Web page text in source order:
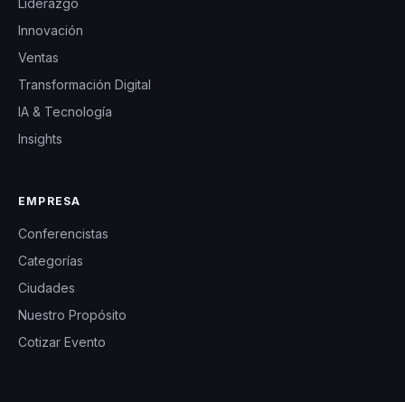
Liderazgo
Innovación
Ventas
Transformación Digital
IA & Tecnología
Insights
EMPRESA
Conferencistas
Categorías
Ciudades
Nuestro Propósito
Cotizar Evento